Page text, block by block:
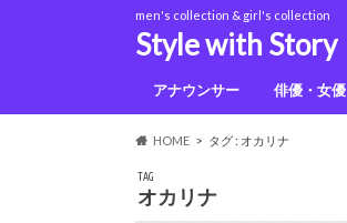
men's collection & girl's collection
Style with Story
アナウンサー 俳優・女優
HOME タグ : オカリナ
TAG
オカリナ